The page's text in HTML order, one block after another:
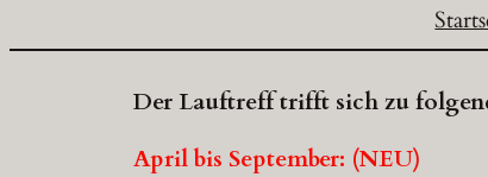
Der Lauftreff trifft sich zu
April bis September: (NEU)